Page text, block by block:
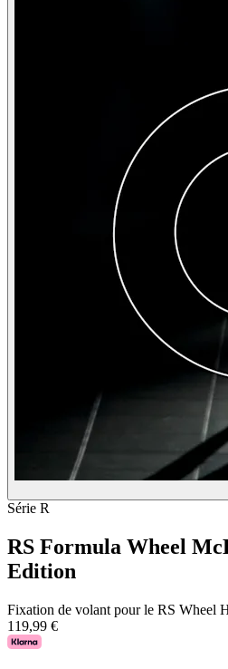
Série R
RS Formula Wheel
Edition
Fixation de volant pour le RS Wheel
119,99 €